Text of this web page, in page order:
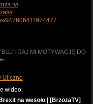
947606411974477
I DAJ MI MOTYWACJĘ DO
Uliczne
wideo:
na wesoło | [BrzozaTV]